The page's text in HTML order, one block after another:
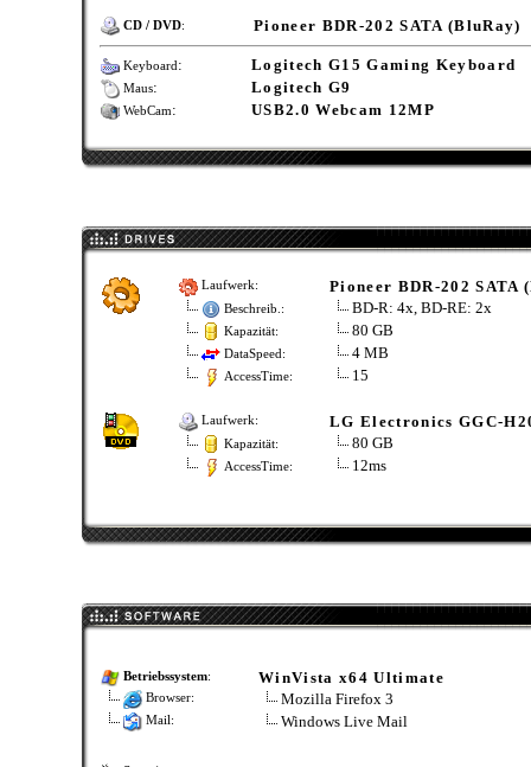
CD / DVD: Pioneer BDR-202 SATA (BluRay)
Keyboard: Logitech G15 Gaming Keyboard
Maus: Logitech G9
WebCam: USB2.0 Webcam 12MP
Laufwerk: Pioneer BDR-202 SATA
Beschreib.: BD-R: 4x, BD-RE: 2x
Kapazität: 80 GB
DataSpeed: 4 MB
AccessTime: 15
Laufwerk: LG Electronics GGC-
Kapazität: 80 GB
AccessTime: 12ms
Betriebssystem: WinVista x64 Ultimate
Browser: Mozilla Firefox 3
Mail: Windows Live Mail